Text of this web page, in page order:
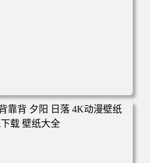
狸尼克 疯狂动物城 秋叶 秋天森
清壁纸 壁纸下载 壁纸大全